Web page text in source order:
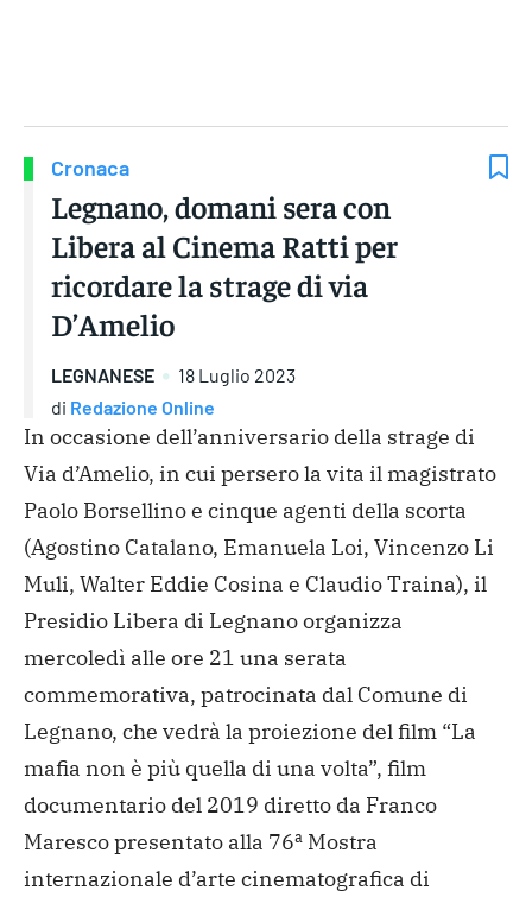
Cronaca
Legnano, domani sera con
Libera al Cinema Ratti per
ricordare la strage di via
D’Amelio
LEGNANESE
18 Luglio 2023
di Redazione Online
In occasione dell’anniversario della strage di
Via d’Amelio, in cui persero la vita il magistrato
Paolo Borsellino e cinque agenti della scorta
(Agostino Catalano, Emanuela Loi, Vincenzo Li
Muli, Walter Eddie Cosina e Claudio Traina), il
Presidio Libera di Legnano organizza
mercoledì alle ore 21 una serata
commemorativa, patrocinata dal Comune di
Legnano, che vedrà la proiezione del film “La
mafia non è più quella di una volta”, film
documentario del 2019 diretto da Franco
Maresco presentato alla 76ª Mostra
internazionale d’arte cinematografica di